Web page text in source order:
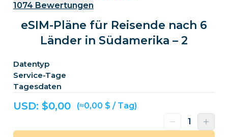
1074 Bewertungen
eSIM-Pläne für Reisende nach 6
Länder in Südamerika – 2
Datentyp
Service-Tage
Tagesdaten
USD: $0,00 (≈0,00 $ / Tag)